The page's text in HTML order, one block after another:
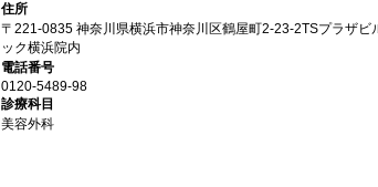
住所
〒221-0835 神奈川県横浜市神奈川区鶴屋町2-23-2TSプラザビ
ック横浜院内
電話番号
0120-5489-98
診療科目
美容外科